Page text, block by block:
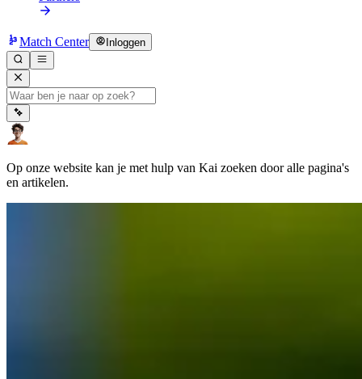
Match Center Inloggen
Op onze website kan je met hulp van Kai zoeken door alle pagina's
en artikelen.